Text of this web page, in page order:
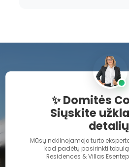
✨ Domitės
Siųskite
Mūsų nekilnojamojo turto
kad padėtų pasirinkti
Residences & Villas